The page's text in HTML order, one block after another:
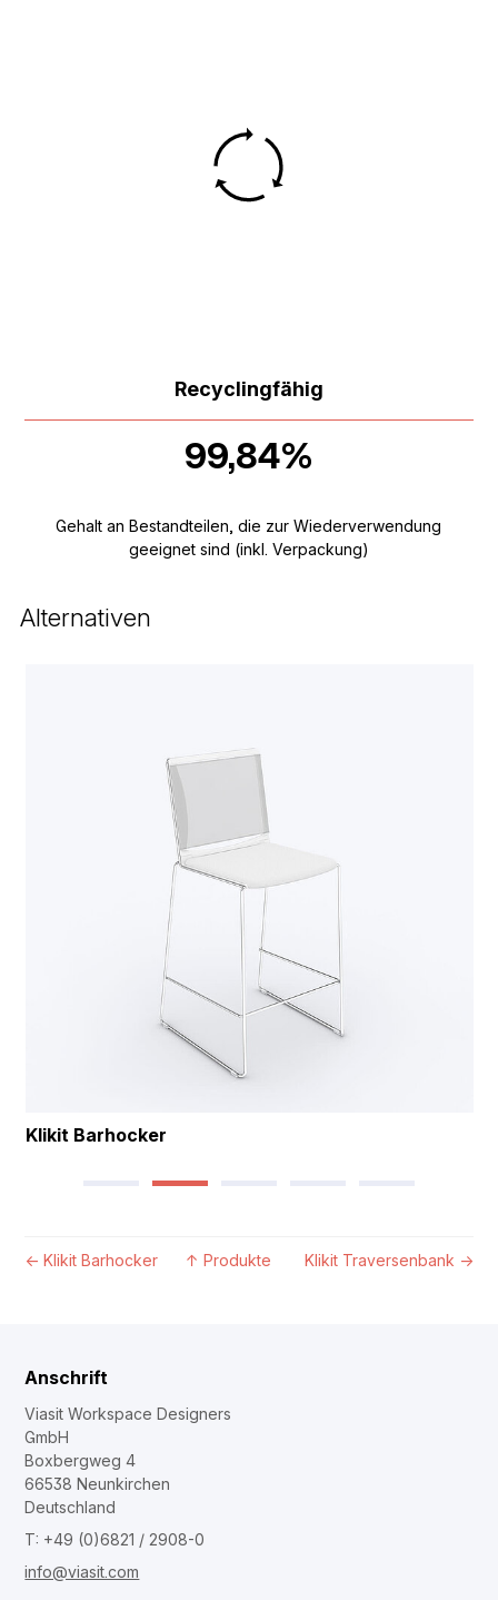
Recyclingfähig
99,84%
Gehalt an Bestandteilen, die zur Wiederverwendung
geeignet sind (inkl. Verpackung)
Alternativen
Klikit Barhocker
←Klikit Barhocker ↑Produkte Klikit Traversenbank →
Anschrift
Viasit Workspace Designers
GmbH
Boxbergweg 4
66538 Neunkirchen
Deutschland
T: +49 (0)6821 / 2908-0
info@viasit.com